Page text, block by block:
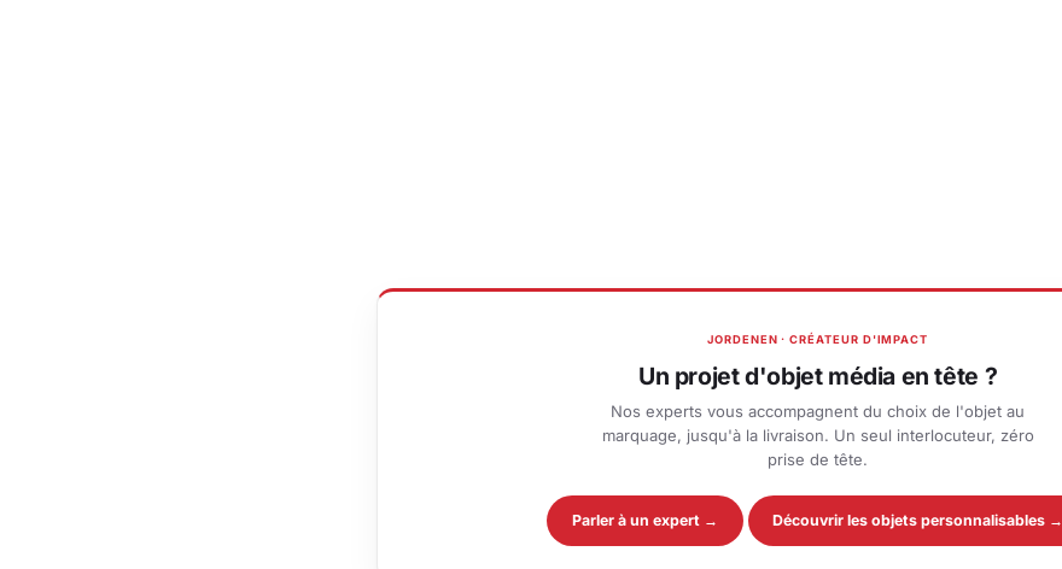
JORDENEN · CRÉATEUR D'IMPACT
Un projet d'objet média en tête ?
Nos experts vous accompagnent du choix de l'objet au
marquage, jusqu'à la livraison. Un seul interlocuteur, zéro
prise de tête.
Parler à un expert → Découvrir les objets personnalisables →